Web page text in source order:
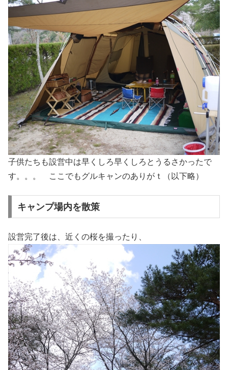
子供たちも設営中は早くしろ早くしろとうるさかったで
す。。。 ここでもグルキャンのありがｔ（以下略）
キャンプ場内を散策
設営完了後は、近くの桜を撮ったり、